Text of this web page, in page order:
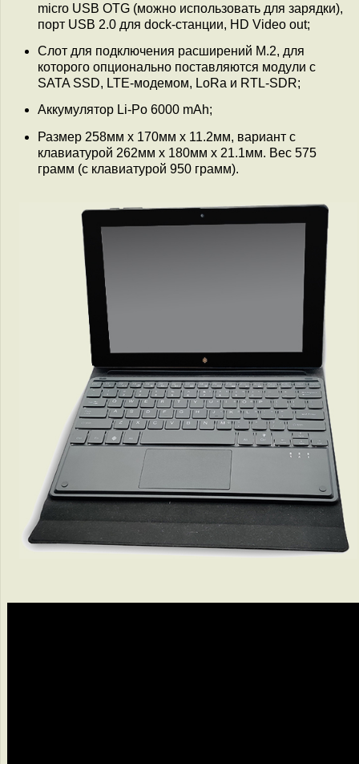
micro USB OTG (можно использовать для зарядки),
порт USB 2.0 для dock-станции, HD Video out;
Слот для подключения расширений M.2, для
которого опционально поставляются модули с
SATA SSD, LTE-модемом, LoRa и RTL-SDR;
Аккумулятор Li-Po 6000 mAh;
Размер 258мм x 170мм x 11.2мм, вариант с
клавиатурой 262мм x 180мм x 21.1мм. Вес 575
грамм (с клавиатурой 950 грамм).